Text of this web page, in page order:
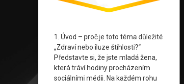
1. Úvod – proč je toto téma důležité
„Zdraví nebo iluze štíhlosti?“
Představte si, že jste mladá žena,
která tráví hodiny procházením
sociálními médii. Na každém rohu